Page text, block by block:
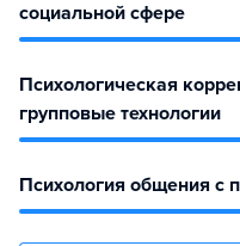
социальной сфере
Психологическая
групповые технологии
Психология общения с